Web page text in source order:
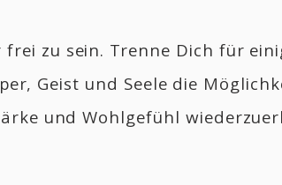
frei zu sein. Trenne Dich für
Geist und Seele die
und Wohlgefühl